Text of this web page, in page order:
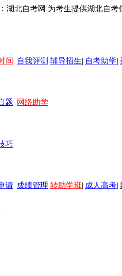
湖北自考网 为考生提供湖北自
间| 自我评测 辅导招生| 自考助学|
题| 网络助学
巧
请| 成绩管理 转助学班| 成人高考|